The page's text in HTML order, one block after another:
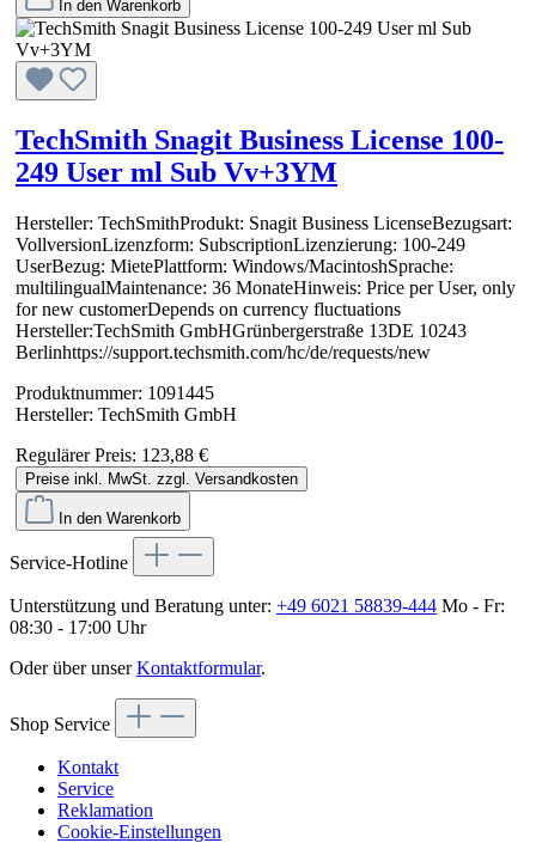
In den Warenkorb
TechSmith Snagit Business License 100-
249 User ml Sub Vv+3YM
Hersteller: TechSmithProdukt: Snagit Business LicenseBezugsart:
VollversionLizenzform: SubscriptionLizenzierung: 100-249
UserBezug: MietePlattform: Windows/MacintoshSprache:
multilingualMaintenance: 36 MonateHinweis: Price per User, only
for new customerDepends on currency fluctuations
Hersteller:TechSmith GmbHGrünbergerstraße 13DE 10243
Berlinhttps://support.techsmith.com/hc/de/requests/new
Produktnummer: 1091445
Hersteller: TechSmith GmbH
Regulärer Preis: 123,88 €
Preise inkl. MwSt. zzgl. Versandkosten
In den Warenkorb
Service-Hotline
Unterstützung und Beratung unter: +49 6021 58839-444 Mo - Fr:
08:30 - 17:00 Uhr
Oder über unserKontaktformular.
Shop Service
Kontakt
Service
Reklamation
Cookie-Einstellungen